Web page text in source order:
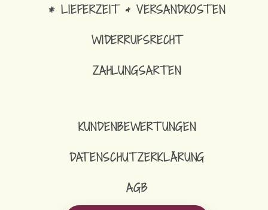
* LIEFERZEIT & VERSANDKOSTEN
WIDERRUFSRECHT
ZAHLUNGSARTEN
KUNDENBEWERTUNGEN
DATENSCHUTZERKLÄRUNG
AGB